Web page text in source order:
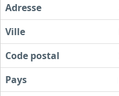
Adresse
Ville
Code postal
Pays